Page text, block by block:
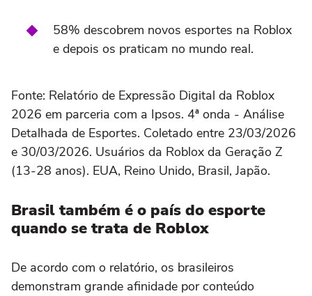
58% descobrem novos esportes na Roblox
e depois os praticam no mundo real.
Fonte: Relatório de Expressão Digital da Roblox
2026 em parceria com a Ipsos. 4ª onda - Análise
Detalhada de Esportes. Coletado entre 23/03/2026
e 30/03/2026. Usuários da Roblox da Geração Z
(13-28 anos). EUA, Reino Unido, Brasil, Japão.
Brasil também é o país do esporte
quando se trata de Roblox
De acordo com o relatório, os brasileiros
demonstram grande afinidade por conteúdo